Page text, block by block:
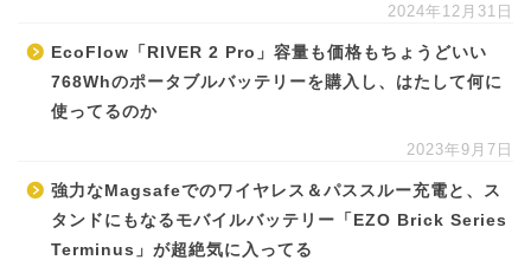
2024年12月31日
EcoFlow「RIVER 2 Pro」容量も価格もちょうどいい
768Whのポータブルバッテリーを購入し、はたして何に
使ってるのか
2023年9月7日
強力なMagsafeでのワイヤレス＆パススルー充電と、ス
タンドにもなるモバイルバッテリー「EZO Brick Series
Terminus」が超絶気に入ってる